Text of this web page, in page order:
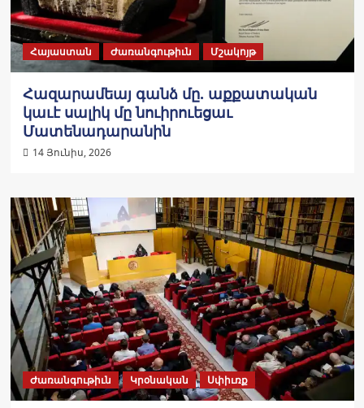
Հայաստան Ժառանգութիւն Մշակոյթ
Հազարամեայ գանձ մը. աքքատական
կաւէ սալիկ մը նուիրուեցաւ
Մատենադարանին
14 Յունիս, 2026
Ժառանգութիւն Կրօնական Սփիւռք